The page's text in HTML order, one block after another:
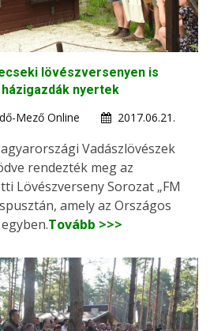
lövészversenyen is
nyertek
Mező Online
2017.06.21.
Vadászlövészek
rendezték meg az
Lövészverseny Sorozat „FM
amely az Országos
Tovább >>>